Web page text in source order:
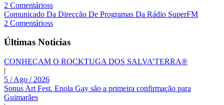
2 Comentárioss
Comunicado Da Direcção De Programas Da Rádio SuperFM
2 Comentárioss
Últimas Noticias
CONHEÇAM O ROCKTUGA DOS SALVA’TERRA®
|
5 / Ago / 2026
Sonus Art Fest. Enola Gay são a primeira confirmação para
Guimarães